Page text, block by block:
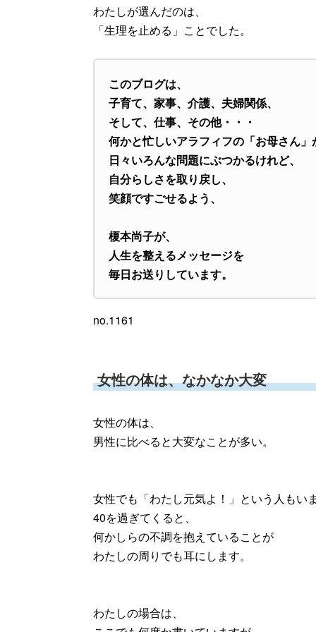
わたしが選んだのは、
「生理を止める」ことでした。
このブログは、
子育て、家事、介護、夫婦関係、
そして、仕事、その他・・・
何かと忙しいアラフィフの「お母さん」
日々いろんな問題にぶつかるけれど、
自分らしさを取り戻し、
笑顔ですごせるよう、
榎本尚子が、
人生を整えるメッセージを
毎日お送りしています。
no.1161
女性の体は、なかなか大変
女性の体は、
男性に比べると大変なことが多い。
女性でも「わたし元気よ！」という人もい
40を過ぎてくると、
何かしらの不調を抱えていることが
わたしの周りでも耳にします。
わたしの場合は、